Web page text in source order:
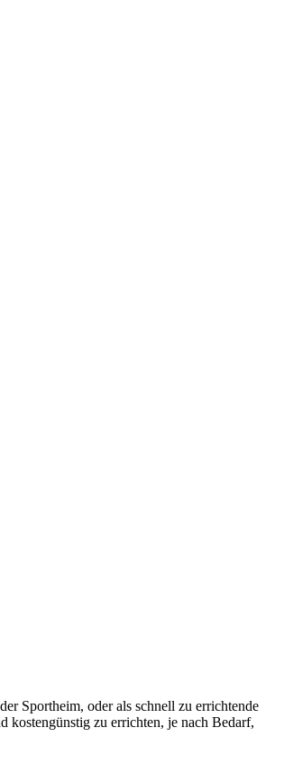
Sportheim, oder als schnell zu errichtende
kostengünstig zu errichten, je nach Bedarf,